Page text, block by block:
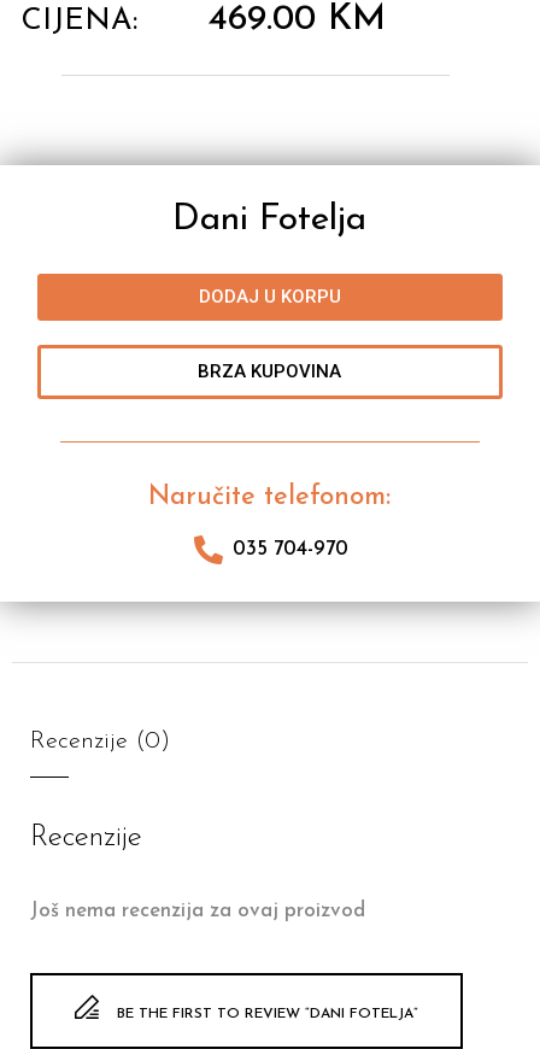
CIJENA: 469.00 KM
Dani Fotelja
DODAJ U KORPU
BRZA KUPOVINA
Naručite telefonom:
035 704-970
Recenzije (0)
Recenzije
Još nema recenzija za ovaj proizvod
BE THE FIRST TO REVIEW “DANI FOTELJA”